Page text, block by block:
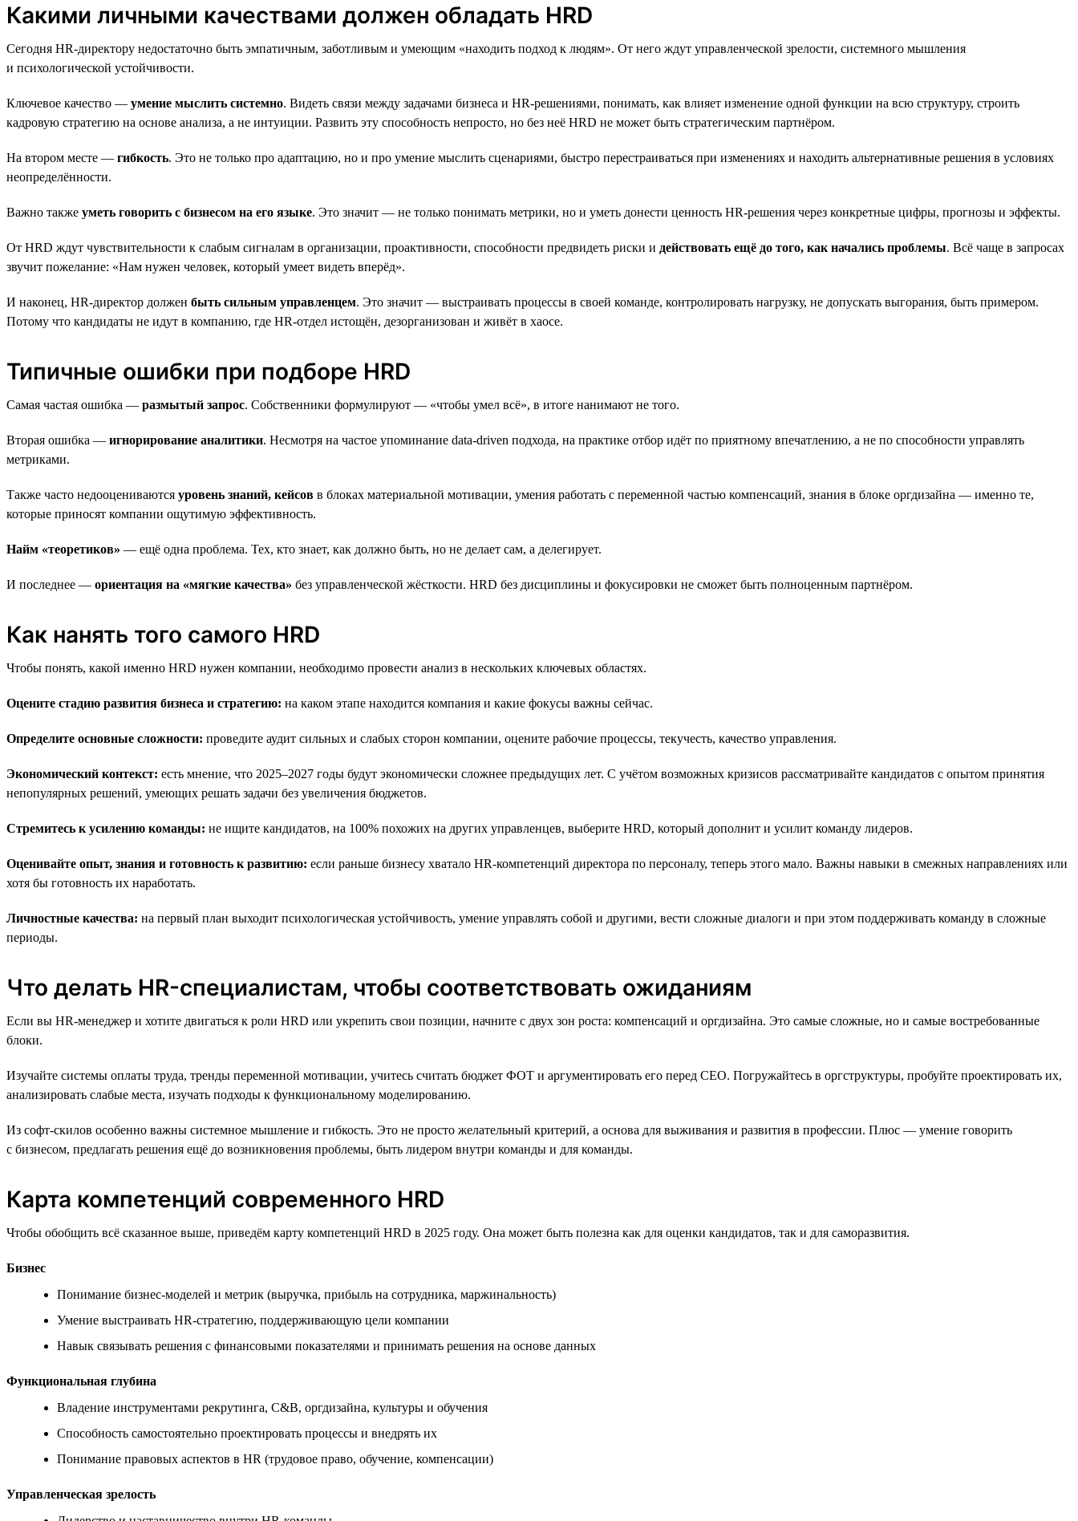
Какими личными качествами должен обладать HRD
Сегодня HR-директору недостаточно быть эмпатичным, заботливым и умеющим «находить подход к людям». От него ждут управленческой зрелости, системного мышления
и психологической устойчивости.
Ключевое качество — умение мыслить системно. Видеть связи между задачами бизнеса и HR-решениями, понимать, как влияет изменение одной функции на всю структуру, строить
кадровую стратегию на основе анализа, а не интуиции. Развить эту способность непросто, но без неё HRD не может быть стратегическим партнёром.
На втором месте — гибкость. Это не только про адаптацию, но и про умение мыслить сценариями, быстро перестраиваться при изменениях и находить альтернативные решения в условиях
неопределённости.
Важно также уметь говорить с бизнесом на его языке. Это значит — не только понимать метрики, но и уметь донести ценность HR-решения через конкретные цифры, прогнозы и эффекты.
От HRD ждут чувствительности к слабым сигналам в организации, проактивности, способности предвидеть риски и действовать ещё до того, как начались проблемы. Всё чаще в запросах
звучит пожелание: «Нам нужен человек, который умеет видеть вперёд».
И наконец, HR-директор должен быть сильным управленцем. Это значит — выстраивать процессы в своей команде, контролировать нагрузку, не допускать выгорания, быть примером.
Потому что кандидаты не идут в компанию, где HR-отдел истощён, дезорганизован и живёт в хаосе.
Типичные ошибки при подборе HRD
Самая частая ошибка — размытый запрос. Собственники формулируют — «чтобы умел всё», в итоге нанимают не того.
Вторая ошибка — игнорирование аналитики. Несмотря на частое упоминание data-driven подхода, на практике отбор идёт по приятному впечатлению, а не по способности управлять
метриками.
Также часто недооцениваются уровень знаний, кейсов в блоках материальной мотивации, умения работать с переменной частью компенсаций, знания в блоке оргдизайна — именно те,
которые приносят компании ощутимую эффективность.
Найм «теоретиков» — ещё одна проблема. Тех, кто знает, как должно быть, но не делает сам, а делегирует.
И последнее — ориентация на «мягкие качества» без управленческой жёсткости. HRD без дисциплины и фокусировки не сможет быть полноценным партнёром.
Как нанять того самого HRD
Чтобы понять, какой именно HRD нужен компании, необходимо провести анализ в нескольких ключевых областях.
Оцените стадию развития бизнеса и стратегию: на каком этапе находится компания и какие фокусы важны сейчас.
Определите основные сложности: проведите аудит сильных и слабых сторон компании, оцените рабочие процессы, текучесть, качество управления.
Экономический контекст: есть мнение, что 2025–2027 годы будут экономически сложнее предыдущих лет. С учётом возможных кризисов рассматривайте кандидатов с опытом принятия
непопулярных решений, умеющих решать задачи без увеличения бюджетов.
Стремитесь к усилению команды: не ищите кандидатов, на 100% похожих на других управленцев, выберите HRD, который дополнит и усилит команду лидеров.
Оценивайте опыт, знания и готовность к развитию: если раньше бизнесу хватало HR-компетенций директора по персоналу, теперь этого мало. Важны навыки в смежных направлениях или
хотя бы готовность их наработать.
Личностные качества: на первый план выходит психологическая устойчивость, умение управлять собой и другими, вести сложные диалоги и при этом поддерживать команду в сложные
периоды.
Что делать HR-специалистам, чтобы соответствовать ожиданиям
Если вы HR-менеджер и хотите двигаться к роли HRD или укрепить свои позиции, начните с двух зон роста: компенсаций и оргдизайна. Это самые сложные, но и самые востребованные
блоки.
Изучайте системы оплаты труда, тренды переменной мотивации, учитесь считать бюджет ФОТ и аргументировать его перед СЕО. Погружайтесь в оргструктуры, пробуйте проектировать их,
анализировать слабые места, изучать подходы к функциональному моделированию.
Из софт-скилов особенно важны системное мышление и гибкость. Это не просто желательный критерий, а основа для выживания и развития в профессии. Плюс — умение говорить
с бизнесом, предлагать решения ещё до возникновения проблемы, быть лидером внутри команды и для команды.
Карта компетенций современного HRD
Чтобы обобщить всё сказанное выше, приведём карту компетенций HRD в 2025 году. Она может быть полезна как для оценки кандидатов, так и для саморазвития.
Бизнес
Понимание бизнес-моделей и метрик (выручка, прибыль на сотрудника, маржинальность)
Умение выстраивать HR-стратегию, поддерживающую цели компании
Навык связывать решения с финансовыми показателями и принимать решения на основе данных
Функциональная глубина
Владение инструментами рекрутинга, C&B, оргдизайна, культуры и обучения
Способность самостоятельно проектировать процессы и внедрять их
Понимание правовых аспектов в HR (трудовое право, обучение, компенсации)
Управленческая зрелость